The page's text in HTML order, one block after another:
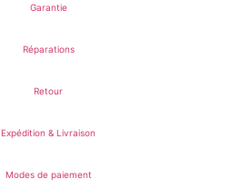
Garantie
Réparations
Retour
Expédition & Livraison
Modes de paiement